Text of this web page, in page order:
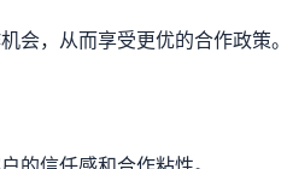
会，从而享受更优的合作政策